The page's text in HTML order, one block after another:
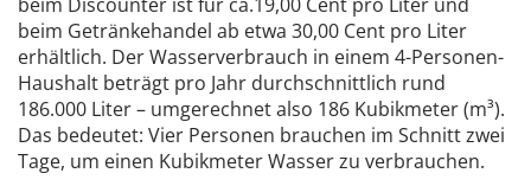
beim Getränkehandel ab etwa 30,00 Cent pro Liter
erhältlich. Der Wasserverbrauch in einem 4-Personen-
Haushalt beträgt pro Jahr durchschnittlich rund
186.000 Liter – umgerechnet also 186 Kubikmeter (m³).
Das bedeutet: Vier Personen brauchen im Schnitt zwei
Tage, um einen Kubikmeter Wasser zu verbrauchen.